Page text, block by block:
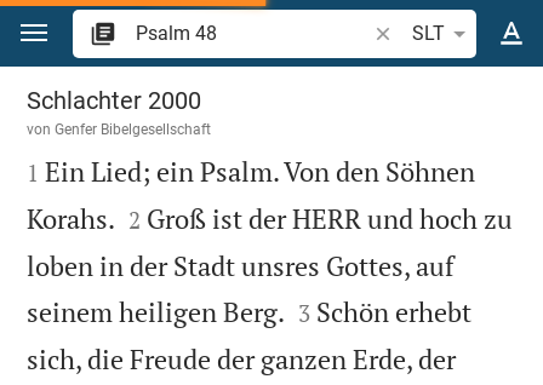
Zum Inhalt springen
Bibelstelle oder
SLT
Psalm 48
Schlachter 2000
vonGenfer Bibelgesellschaft

1 Ein Lied; ein Psalm. Von den Söhnen
Korahs. 

2 Groß ist der HERR und hoch zu
loben in der Stadt unsres Gottes, auf
seinem heiligen Berg. 

3 Schön erhebt
sich, die Freude der ganzen Erde, der